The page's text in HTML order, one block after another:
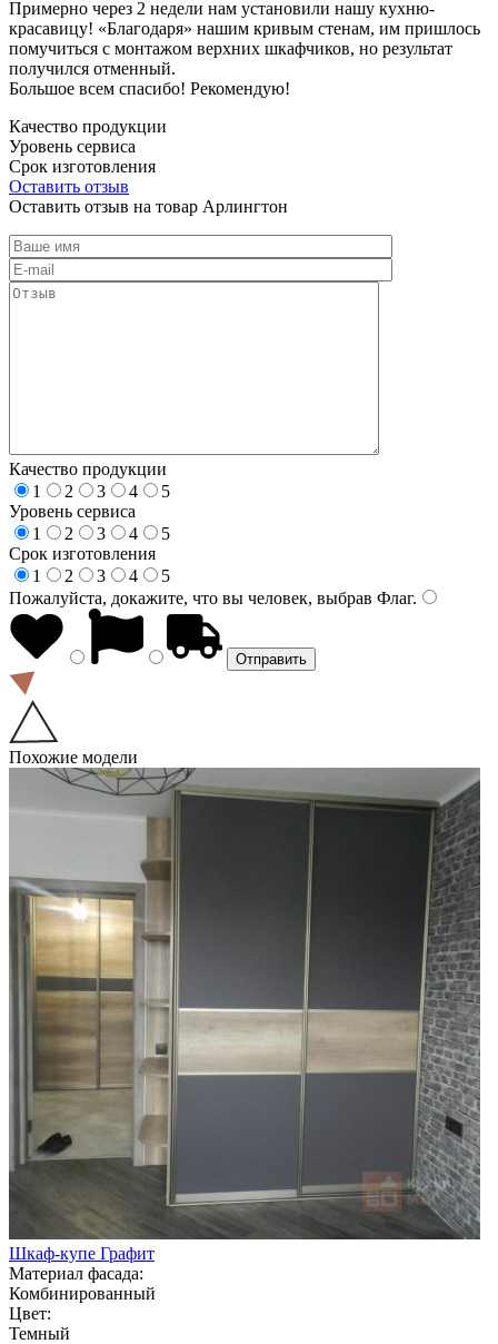
Примерно через 2 недели нам установили нашу кухню-
красавицу! «Благодаря» нашим кривым стенам, им пришлось
помучиться с монтажом верхних шкафчиков, но результат
получился отменный.
Большое всем спасибо! Рекомендую!
Качество продукции
Уровень сервиса
Срок изготовления
Оставить отзыв
Оставить отзыв на товар Арлингтон
Качество продукции
1
2 3 4
5
Уровень сервиса
1
2 3 4
5
Срок изготовления
1
2 3 4
5
Пожалуйста, докажите, что вы человек, выбрав Флаг.
Похожие модели
Шкаф-купе Графит
Материал фасада:
Комбинированный
Цвет:
Темный